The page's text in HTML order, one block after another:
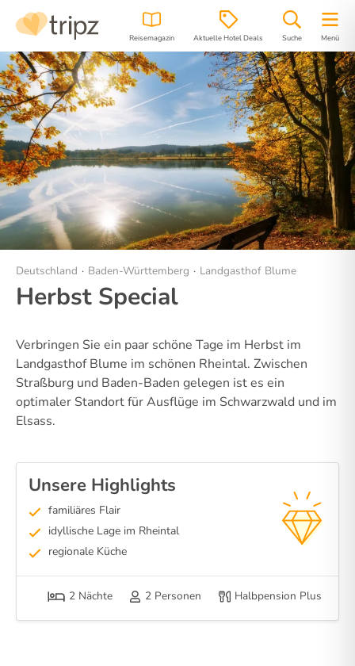
Reisemagazin Aktuelle Hotel Deals Suche Menü
Hotel Bilder Lage
Deutschland Baden-Württemberg Landgasthof Blume
Herbst Special
Verbringen Sie ein paar schöne Tage im Herbst im
Landgasthof Blume im schönen Rheintal. Zwischen
Straßburg und Baden-Baden gelegen ist es ein
optimaler Standort für Ausflüge im Schwarzwald und im
Elsass.
Unsere Highlights
familiäres Flair
idyllische Lage im Rheintal
regionale Küche
2 Nächte 2 Personen Halbpension Plus